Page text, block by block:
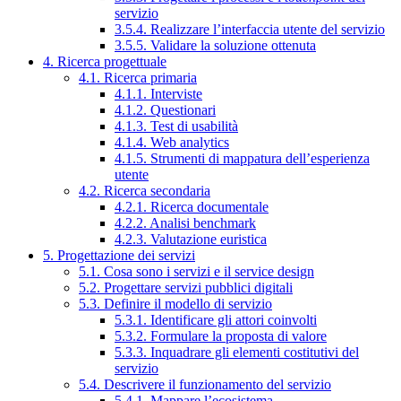
servizio
3.5.4. Realizzare l’interfaccia utente del servizio
3.5.5. Validare la soluzione ottenuta
4. Ricerca progettuale
4.1. Ricerca primaria
4.1.1. Interviste
4.1.2. Questionari
4.1.3. Test di usabilità
4.1.4. Web analytics
4.1.5. Strumenti di mappatura dell’esperienza
utente
4.2. Ricerca secondaria
4.2.1. Ricerca documentale
4.2.2. Analisi benchmark
4.2.3. Valutazione euristica
5. Progettazione dei servizi
5.1. Cosa sono i servizi e il service design
5.2. Progettare servizi pubblici digitali
5.3. Definire il modello di servizio
5.3.1. Identificare gli attori coinvolti
5.3.2. Formulare la proposta di valore
5.3.3. Inquadrare gli elementi costitutivi del
servizio
5.4. Descrivere il funzionamento del servizio